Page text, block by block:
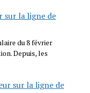
sur la ligne de
du 8 février
Depuis, les
sur la ligne de